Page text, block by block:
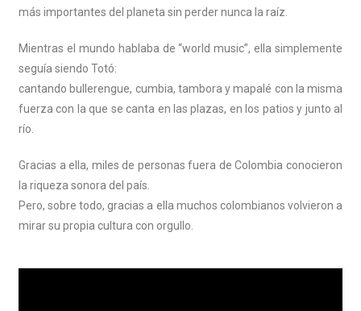
más importantes del planeta sin perder nunca la raíz.
Mientras el mundo hablaba de “world music”, ella simplemente
seguía siendo Totó:
cantando bullerengue, cumbia, tambora y mapalé con la misma
fuerza con la que se canta en las plazas, en los patios y junto al
río.
Gracias a ella, miles de personas fuera de Colombia conocieron
la riqueza sonora del país.
Pero, sobre todo, gracias a ella muchos colombianos volvieron a
mirar su propia cultura con orgullo.